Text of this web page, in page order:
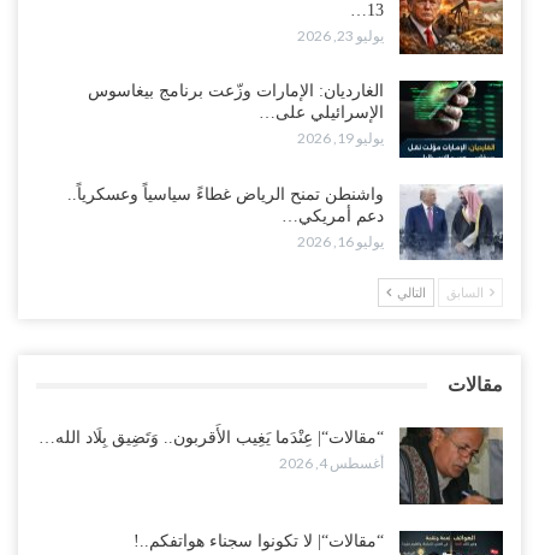
في تصعيد غير مسبوق ولأول مرة.. عمرو البيض يهاجم السعودية: الثقة
أغسطس 3, 2026
مع تصاعد الخلافات داخل “الرئاسي”.. أعضاء المجلس ينقلبون على
أغسطس 3, 2026
العطش وغياب الغاز يفاقمان مأساة الأهالي بعدن.. مدينة تغرق في دوامة
الانهيار الخدمي..!
أغسطس 3, 2026
13…
يوليو 23, 2026
الغارديان: الإمارات وزّعت برنامج بيغاسوس
الإسرائيلي على…
يوليو 19, 2026
واشنطن تمنح الرياض غطاءً سياسياً وعسكرياً..
دعم أمريكي…
يوليو 16, 2026
السابق التالي
مقالات
“مقالات“| عِنْدَما يَغِيب الأَقربون.. وَتَضِيق بِلَاد الله…
أغسطس 4, 2026
“مقالات“| لا تكونوا سجناء هواتفكم..!